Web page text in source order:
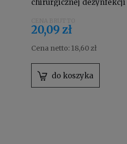
chirurgicznej dezynfekcji
20,09 zł
Cena netto: 18,60 zł
do koszyka